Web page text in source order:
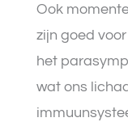
Ook
zijn goed
het
wat ons